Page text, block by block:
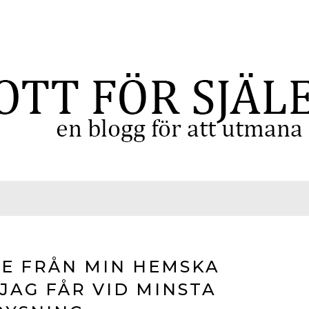
FRÅN MIN HEMSKA
FÅR VID MINSTA